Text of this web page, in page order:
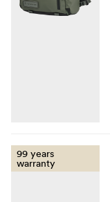
99 years
warranty